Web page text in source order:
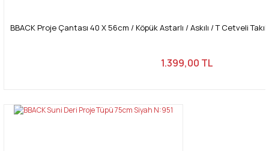
BBACK Proje Çantası 40 X 56cm / Köpük Astarlı / Askılı / T Cetveli
1.399,00 TL